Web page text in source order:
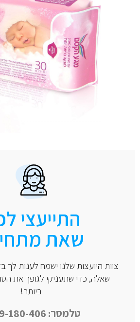
התייעצי
שאת
צוות היועצות שלנו ישמח לענות לך
שאלה, כדי שתעניקי לגופך את
ביותר!
טלמסר: 0799-180-406